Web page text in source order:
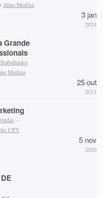
Aline Medina
3 jan
2024
Grande
Medina
25 out
2023
–
CPV
5 nov
2020